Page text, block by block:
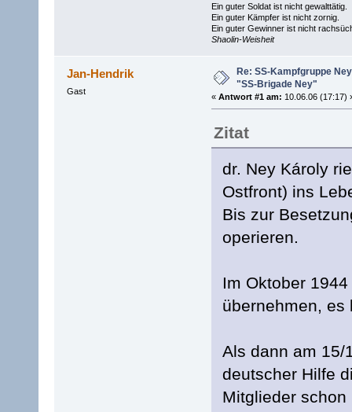
Ein guter Soldat ist nicht gewalttätig.
Ein guter Kämpfer ist nicht zornig.
Ein guter Gewinner ist nicht
Shaolin-Weisheit
Jan-Hendrik
Gast
Re: SS-Kampfgruppe
"SS-Brigade Ney"
« Antwort #1 am: 10.06.06 (17:17)
Zitat
dr. Ney Károly
Ostfront) ins
Bis zur
operieren.
Im Oktober
übernehmen, es
Als dann am 15/
deutscher Hilfe
Mitglieder schon